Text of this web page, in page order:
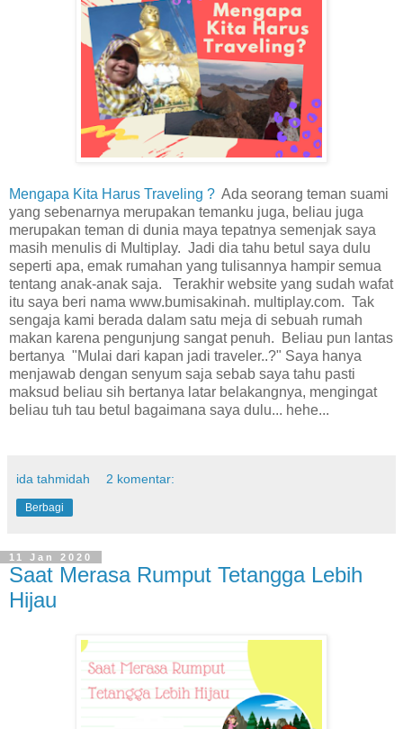
Mengapa Kita Harus Traveling ? Ada seorang teman suami
yang sebenarnya merupakan temanku juga, beliau juga
merupakan teman di dunia maya tepatnya semenjak saya
masih menulis di Multiplay. Jadi dia tahu betul saya dulu
seperti apa, emak rumahan yang tulisannya hampir semua
tentang anak-anak saja. Terakhir website yang sudah wafat
itu saya beri nama www.bumisakinah. multiplay.com. Tak
sengaja kami berada dalam satu meja di sebuah rumah
makan karena pengunjung sangat penuh. Beliau pun lantas
bertanya "Mulai dari kapan jadi traveler..?" Saya hanya
menjawab dengan senyum saja sebab saya tahu pasti
maksud beliau sih bertanya latar belakangnya, mengingat
beliau tuh tau betul bagaimana saya dulu... hehe...
ida tahmidah 2 komentar:
Berbagi
11 Jan 2020
Saat Merasa Rumput Tetangga Lebih
Hijau